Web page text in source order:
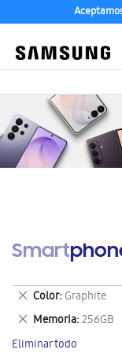
Color Graphite
Eliminar
este
artículo
Memoria 256GB
Eliminar
este
Eliminar todo